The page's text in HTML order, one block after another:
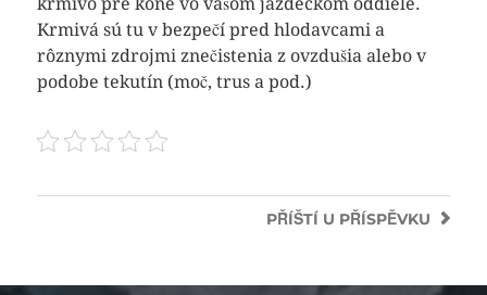
Krmivá sú tu v bezpečí pred hlodavcami a
rôznymi zdrojmi znečistenia z ovzdušia alebo v
podobe tekutín (moč, trus a pod.)
PŘÍŠTÍ U PŘÍSPĚVKU